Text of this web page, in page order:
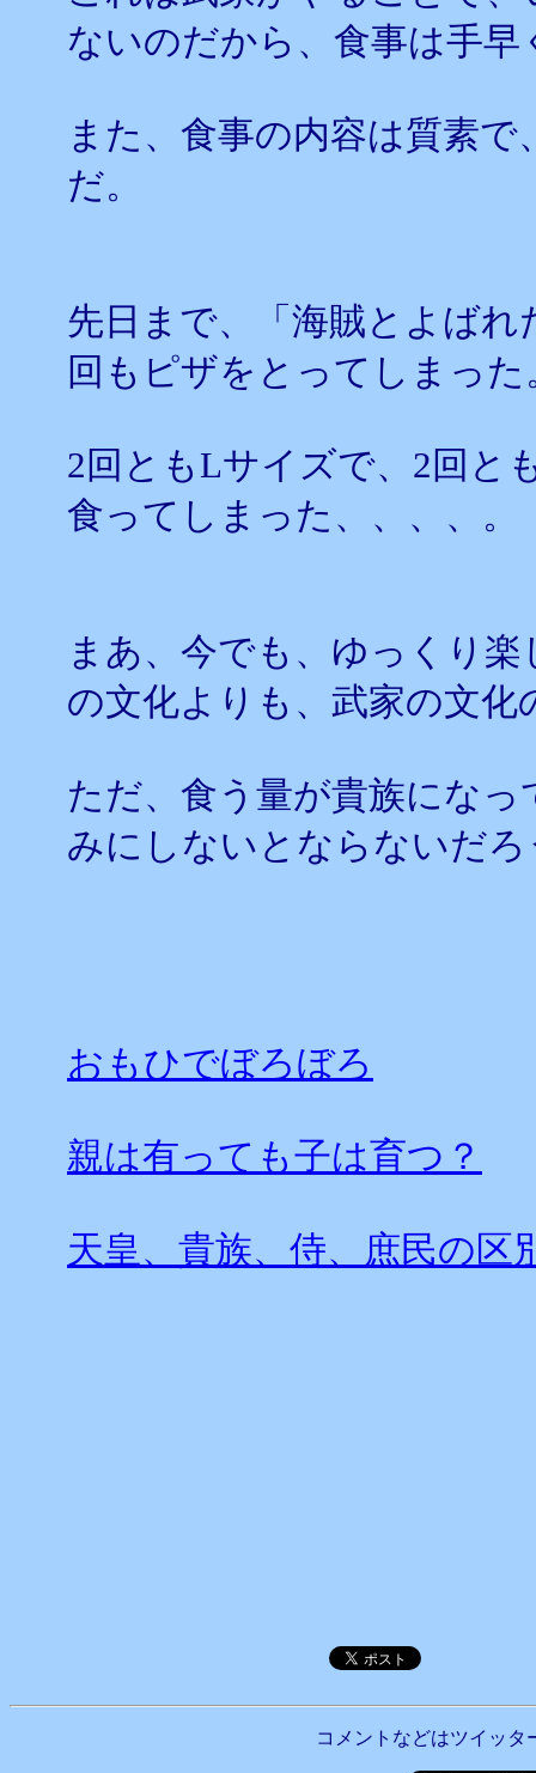
ないのだから、食事は手
また、食事の内容は質素
だ。
先日まで、「海賊とよば
回もピザをとってしまった
2回ともLサイズで、2回と
食ってしまった、、、、。
まあ、今でも、ゆっくり
の文化よりも、武家の文化
ただ、食う量が貴族にな
みにしないとならないだ
おもひでぼろぼろ
親は有っても子は育つ？
天皇、貴族、侍、庶民の区
コメントなどはツイッタ